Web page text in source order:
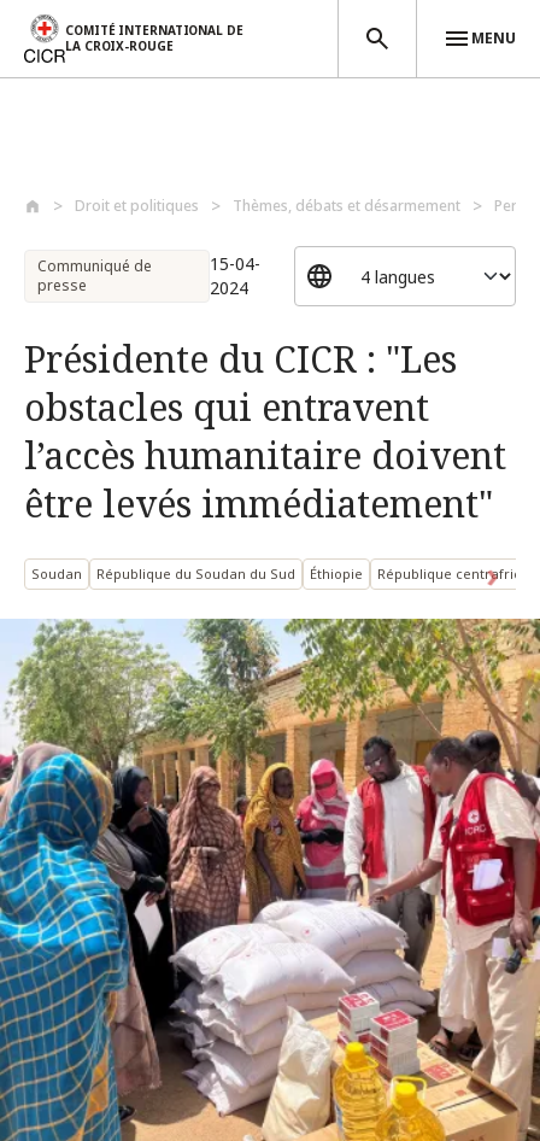
COMITÉ INTERNATIONAL DE
LA CROIX-ROUGE
MENU
Droit et politiques Thèmes, débats et désarmement
Communiqué de
presse
15-04-
2024
Présidente du CICR : "Les
obstacles qui entravent
l’accès humanitaire doivent
être levés immédiatement"
Soudan République du Soudan du Sud Éthiopie République